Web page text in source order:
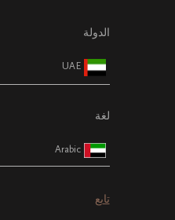
الدولة
UAE
لغة
Arabic
تابع